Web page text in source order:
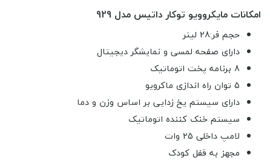
امکانات مایکروویو توکار داتیس مدل 929
حجم فر:28 لیتر
دارای صفحه لمسی و نمایشگر دیجیتال
8 برنامه پخت اتوماتیک
5 توان راه اندازی ماکرویو
دارای سیستم یخ زدایی بر اساس وزن و دما
سیستم خنک کننده اتوماتیک
لامپ داخلی 25 وات
مجهز به قفل کودک